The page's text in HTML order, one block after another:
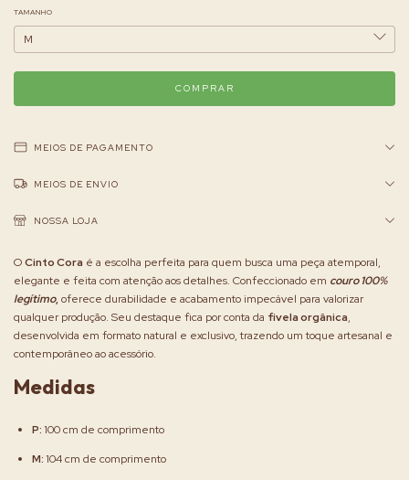
TAMANHO
MEIOS DE PAGAMENTO
MEIOS DE ENVIO
NOSSA LOJA
OCinto Cora é a escolha perfeita para quem busca uma peça atemporal,
elegante e feita com atenção aos detalhes. Confeccionado em couro 100%
legítimo,oferece durabilidade e acabamento impecável para valorizar
qualquer produção. Seu destaque fica por conta da fivela orgânica,
desenvolvida em formato natural e exclusivo, trazendo um toque artesanal e
contemporâneo ao acessório.
Medidas
P:100 cm de comprimento
M:104 cm de comprimento